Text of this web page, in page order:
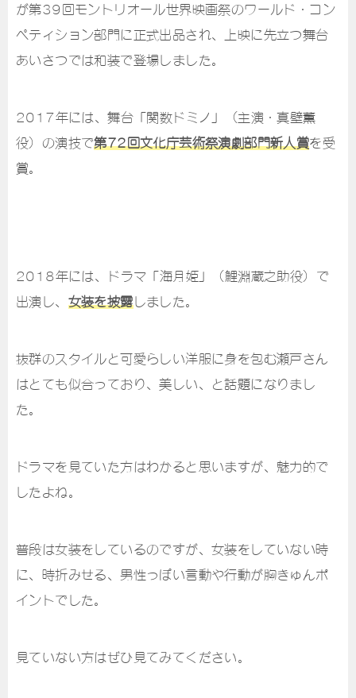
が第39回モントリオール世界映画祭のワールド・コン
ペティション部門に正式出品され、上映に先立つ舞台
あいさつでは和装で登場しました。
2017年には、舞台「関数ドミノ」（主演・真壁薫
役）の演技で第72回文化庁芸術祭演劇部門新人賞を受
賞。
2018年には、ドラマ「海月姫」（鯉淵蔵之助役）で
出演し、 女装を披露しました。
抜群のスタイルと可愛らしい洋服に身を包む瀬戸さん
はとても似合っており、美しい、と話題になりまし
た。
ドラマを見ていた方はわかると思いますが、魅力的で
したよね。
普段は女装をしているのですが、女装をしていない時
に、時折みせる、男性っぽい言動や行動が胸きゅんポ
イントでした。
見ていない方はぜひ見てみてください。